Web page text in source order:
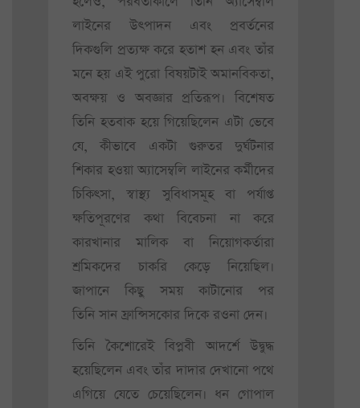
লাইনের উত্পাদন এবং প্রবর্তনের
দিকগুলি প্রত্যক্ষ করে হতাশ হন এবং তাঁর
মনে হয় এই পুরো বিষয়টাই অমানবিকতা,
অবক্ষয় ও অবজ্ঞার প্রতিরূপ। বিশেষত
তিনি হতবাক হয়ে গিয়েছিলেন এটা ভেবে
যে, কীভাবে একটা গুরুতর দুর্ঘটনার
শিকার হওয়া অ্যাসেম্বলি লাইনের কর্মীদের
চিকিৎসা, স্বাস্থ্য সুবিধাসমূহ বা পর্যাপ্ত
ক্ষতিপূরণের কথা বিবেচনা না করে
কারখানার মালিক বা নিয়োগকর্তারা
শ্রমিকদের চাকরি কেড়ে নিয়েছিল।
জাপানে কিছু সময় কাটানোর পর
তিনি সান ফ্রান্সিসকোর দিকে রওনা দেন।
তিনি কৈশোরেই বিপ্লবী আদর্শে উদ্বুদ্ধ
হয়েছিলেন এবং তাঁর দাদার দেখানো পথে
এগিয়ে যেতে চেয়েছিলেন। ধন গোপাল